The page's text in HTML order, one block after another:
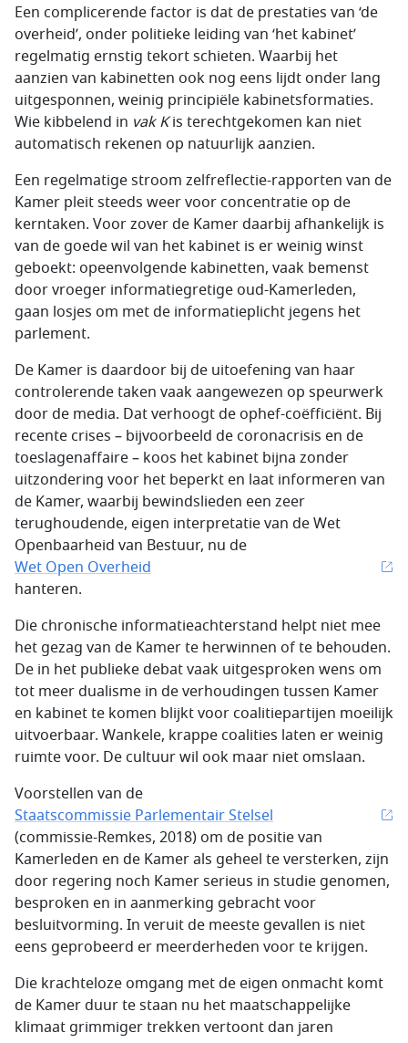
Een complicerende factor is dat de prestaties van ‘de
overheid’, onder politieke leiding van ‘het kabinet’
regelmatig ernstig tekort schieten. Waarbij het
aanzien van kabinetten ook nog eens lijdt onder lang
uitgesponnen, weinig principiële kabinetsformaties.
Wie kibbelend in vak Kis terechtgekomen kan niet
automatisch rekenen op natuurlijk aanzien.
Een regelmatige stroom zelfreflectie-rapporten van de
Kamer pleit steeds weer voor concentratie op de
kerntaken. Voor zover de Kamer daarbij afhankelijk is
van de goede wil van het kabinet is er weinig winst
geboekt: opeenvolgende kabinetten, vaak bemenst
door vroeger informatiegretige oud-Kamerleden,
gaan losjes om met de informatieplicht jegens het
parlement.
De Kamer is daardoor bij de uitoefening van haar
controlerende taken vaak aangewezen op speurwerk
door de media. Dat verhoogt de ophef-coëfficiënt. Bij
recente crises – bijvoorbeeld de coronacrisis en de
toeslagenaffaire – koos het kabinet bijna zonder
uitzondering voor het beperkt en laat informeren van
de Kamer, waarbij bewindslieden een zeer
terughoudende, eigen interpretatie van de Wet
Openbaarheid van Bestuur, nu de
Wet Open Overheid
hanteren.
Die chronische informatieachterstand helpt niet mee
het gezag van de Kamer te herwinnen of te behouden.
De in het publieke debat vaak uitgesproken wens om
tot meer dualisme in de verhoudingen tussen Kamer
en kabinet te komen blijkt voor coalitiepartijen moeilijk
uitvoerbaar. Wankele, krappe coalities laten er weinig
ruimte voor. De cultuur wil ook maar niet omslaan.
Voorstellen van de
Staatscommissie Parlementair Stelsel
(commissie-Remkes, 2018) om de positie van
Kamerleden en de Kamer als geheel te versterken, zijn
door regering noch Kamer serieus in studie genomen,
besproken en in aanmerking gebracht voor
besluitvorming. In veruit de meeste gevallen is niet
eens geprobeerd er meerderheden voor te krijgen.
Die krachteloze omgang met de eigen onmacht komt
de Kamer duur te staan nu het maatschappelijke
klimaat grimmiger trekken vertoont dan jaren